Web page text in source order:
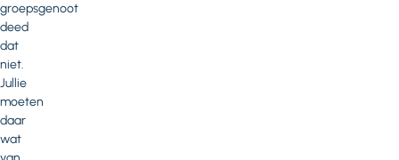
groepsgenoot
deed
dat
niet.
Jullie
moeten
daar
wat